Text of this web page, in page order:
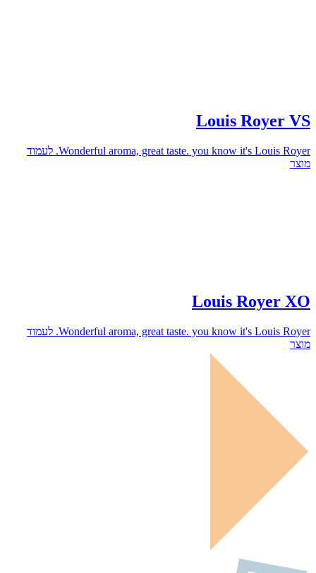
Louis Royer VS
Wonderful aroma, great taste. you know it's Louis Royer. לעמוד
מוצר
Louis Royer XO
Wonderful aroma, great taste. you know it's Louis Royer. לעמוד
מוצר